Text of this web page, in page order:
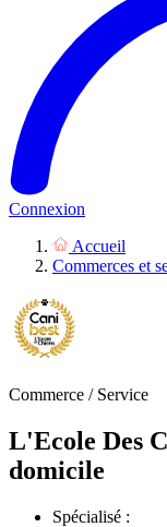
Connexion
Accueil
Commerces et
Commerce / Service
L'Ecole Des
domicile
Spécialisé :